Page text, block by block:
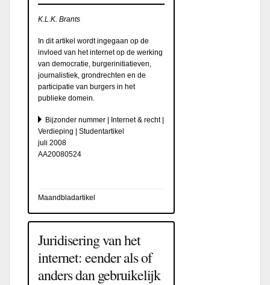
K.L.K. Brants
In dit artikel wordt ingegaan op de
invloed van het internet op de werking
van democratie, burgerinitiatieven,
journalistiek, grondrechten en de
participatie van burgers in het
publieke domein.
Bijzonder nummer | Internet & recht |
Verdieping | Studentartikel
juli 2008
AA20080524
Maandbladartikel
Juridisering van het
internet: eender als of
anders dan gebruikelijk